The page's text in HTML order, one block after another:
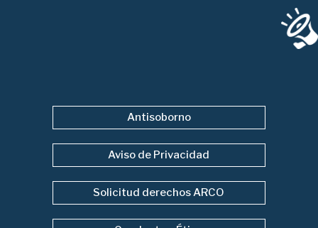
Antisoborno
Aviso de Privacidad
Solicitud derechos ARCO